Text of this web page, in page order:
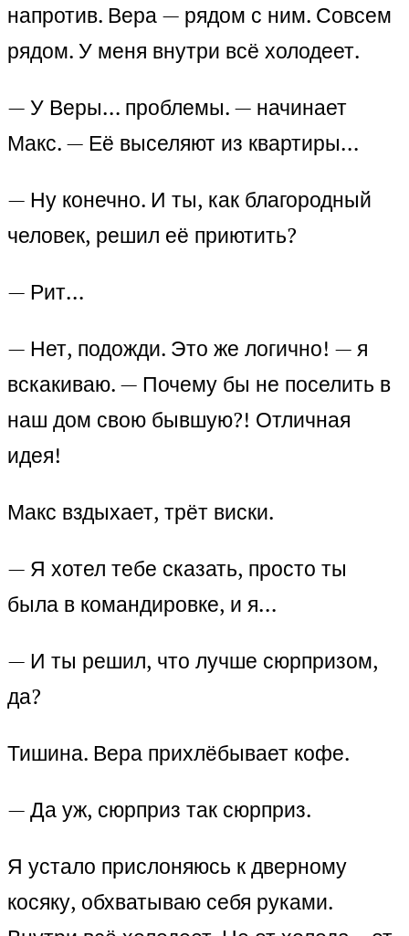
напротив. Вера — рядом с ним. Совсем
рядом. У меня внутри всё холодеет.
— У Веры… проблемы. — начинает
Макс. — Её выселяют из квартиры…
— Ну конечно. И ты, как благородный
человек, решил её приютить?
— Рит…
— Нет, подожди. Это же логично! — я
вскакиваю. — Почему бы не поселить в
наш дом свою бывшую?! Отличная
идея!
Макс вздыхает, трёт виски.
— Я хотел тебе сказать, просто ты
была в командировке, и я…
— И ты решил, что лучше сюрпризом,
да?
Тишина. Вера прихлёбывает кофе.
— Да уж, сюрприз так сюрприз.
Я устало прислоняюсь к дверному
косяку, обхватываю себя руками.